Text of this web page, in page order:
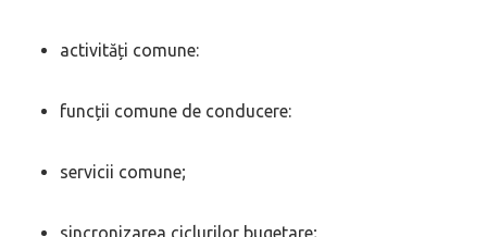
activități comune:
funcții comune de conducere:
servicii comune;
sincronizarea ciclurilor bugetare;